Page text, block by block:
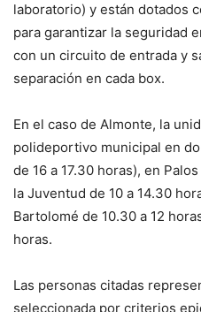
laboratorio) y están dotados
para garantizar la seguridad
con un circuito de entrada y
separación en cada box.
En el caso de Almonte, la
polideportivo municipal en
de 16 a 17.30 horas), en
la Juventud de 10 a 14.30
Bartolomé de 10.30 a 12
horas.
Las personas citadas
seleccionada por criterios